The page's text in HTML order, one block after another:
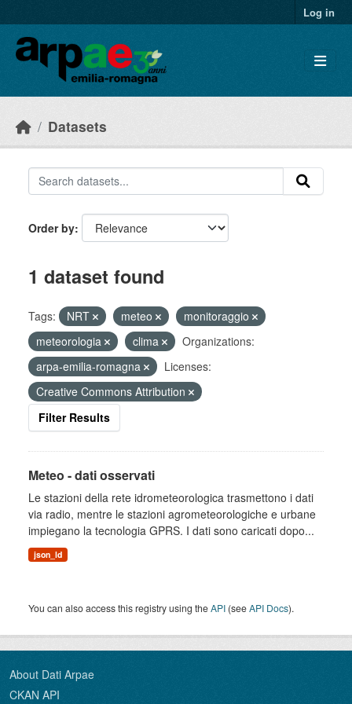
Log in
Datasets
Order by
1 dataset found
Tags: NRT meteo
monitoraggio
meteorologia
clima
Organizations:
arpa-emilia-romagna
Licenses:
Creative Commons Attribution
Filter Results
Meteo - dati osservati
Le stazioni della rete idrometeorologica trasmettono i dati
via radio, mentre le stazioni agrometeorologiche e urbane
impiegano la tecnologia GPRS. I dati sono caricati dopo...
json_ld
You can also access this registry using theAPI (seeAPI Docs).
About Dati Arpae
CKAN API